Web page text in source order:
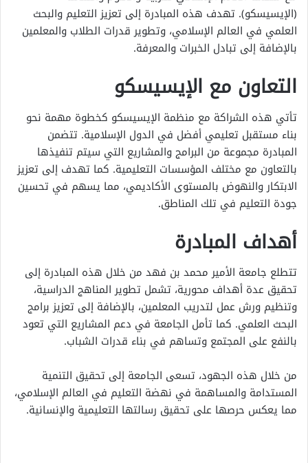
(الإيسيسكو). تهدف هذه المبادرة إلى تعزيز التعليم والبحث
العلمي في العالم الإسلامي، وتطوير قدرات الطلاب والمعلمين
بالإضافة إلى تبادل الخبرات والمعرفة.
التعاون مع الإيسيسكو
تأتي هذه الشراكة مع منظمة الإيسيسكو كخطوة مهمة نحو
بناء مستقبل تعليمي أفضل في الدول الإسلامية. تتضمن
المبادرة مجموعة من البرامج والمشاريع التي سيتم تنفيذها
بالتعاون مع مختلف المؤسسات التعليمية. كما تهدف إلى تعزيز
الابتكار والنهوض بالمستوى الأكاديمي، مما يسهم في تحسين
جودة التعليم في تلك المناطق.
أهداف المبادرة
تتطلع جامعة الأمير محمد بن فهد من خلال هذه المبادرة إلى
تحقيق عدة أهداف محورية، تشمل تطوير المناهج الدراسية،
وتنظيم ورش عمل لتدريب المعلمين، بالإضافة إلى تعزيز برامج
البحث العلمي. كما تأمل الجامعة في دعم المشاريع التي تعود
بالنفع على المجتمع وتساهم في بناء قدرات الشباب.
من خلال هذه الجهود، تسعى الجامعة إلى تحقيق التنمية
المستدامة والمساهمة في نهضة التعليم في العالم الإسلامي،
مما يعكس حرصها على تحقيق رسالتها التعليمية والإنسانية.